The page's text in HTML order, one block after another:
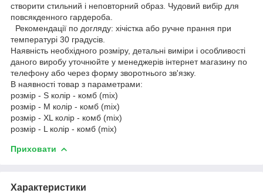
створити стильний і неповторний образ. Чудовий вибір для
повсякденного гардероба.
Рекомендації по догляду: хічістка або ручне прання при
температурі 30 градусів.
Наявність необхідного розміру, детальні виміри і особливості
даного виробу уточнюйте у менеджерів інтернет магазину по
телефону або через форму зворотнього зв'язку.
В наявності товар з параметрами:
розмір - S колір - комб (mix)
розмір - M колір - комб (mix)
розмір - XL колір - комб (mix)
розмір - L колір - комб (mix)
Приховати
Характеристики